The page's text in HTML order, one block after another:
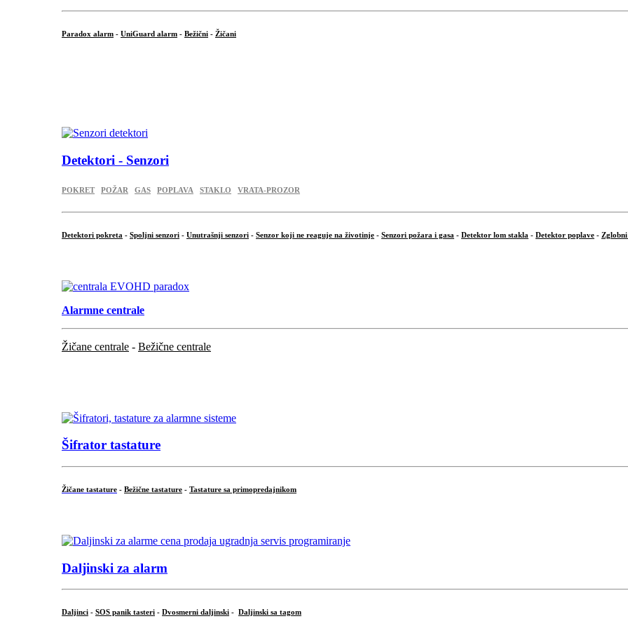
Paradox alarm - UniGuard alarm - Bežični - Žičani
Detektori - Senzori
POKRET POŽAR GAS POPLAVA STAKLO VRATA-PROZOR
Detektori pokreta - Spoljni senzori - Unutrašnji senzori - Senzor koji ne reaguje na životinje - Senzori požara i gasa - Detektor lom stakla - Detektor poplave - Zglobni
Alarmne centrale
Žičane centrale - Bežične centrale
Šifrator tastature
Žičane tastature - Bežične tastature - Tastature sa primopredajnikom
Daljinski za alarm
Daljinci - SOS panik tasteri - Dvosmerni daljinski - Daljinski sa tagom